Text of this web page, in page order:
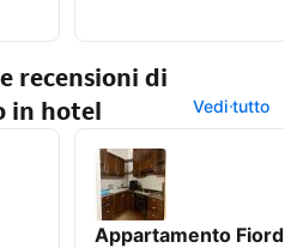
recensioni di
in hotel
Vedi tutto
Appartamento